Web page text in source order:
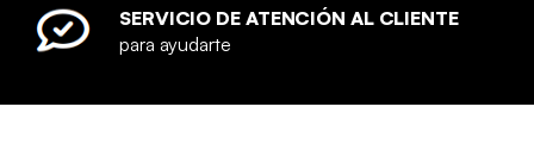
SERVICIO DE ATENCIÓN AL CLIENTE
para ayudarte